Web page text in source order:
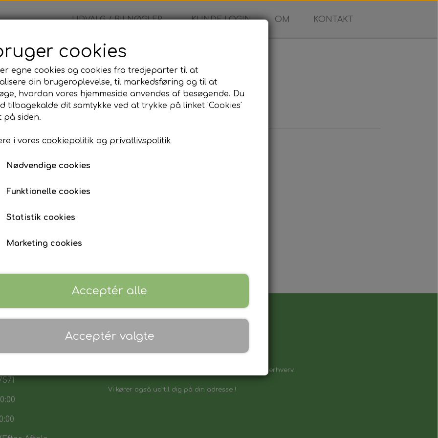
UDVALG / BILNØGLER KUNDE LOGIN OM KONTAKT
Nøgleblad
99,00 kr.
Nøgleblad
Lagerstatus:100 på lager
Antal
Vores sortiment henvender sig både til private & erhverv.
Vi kører også ud til dig på din adresse !
cookies
egne cookies og cookies fra tredjeparter til at
din brugeroplevelse, til markedsføring og til at
hvordan vores hjemmeside anvendes af besøgende. Du
tilbagekalde dit samtykke ved at trykke på linket 'Cookies'
på siden.
i vores cookiepolitik og privatlivspolitik
Nødvendige cookies
Funktionelle cookies
Statistik cookies
Marketing cookies
Acceptér alle
Acceptér valgte